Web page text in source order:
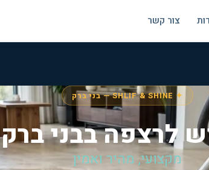
צור קשר
✦ SHLIF & SHINE — בני ברק
לרצפה בבני ברק
מקצועי, מהיר ואמין